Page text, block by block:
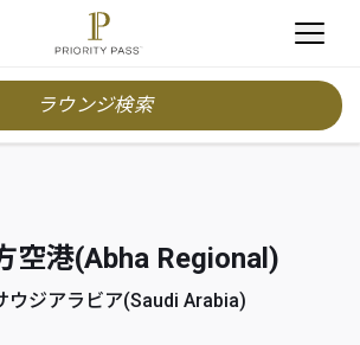
ラウンジ検索
空港(Abha Regional)
ウジアラビア(Saudi Arabia)